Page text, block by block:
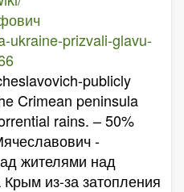
ukraine-prizvali-glavu-
publicly
Crimean peninsula
rains. – 50%
-
жителями над
из-за затопления